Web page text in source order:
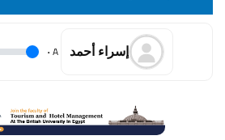
إسراء أحمد A
.